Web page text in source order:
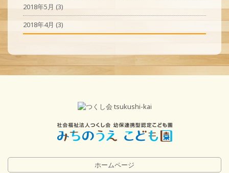
2018年5月 (3)
2018年4月 (3)
ホームページ